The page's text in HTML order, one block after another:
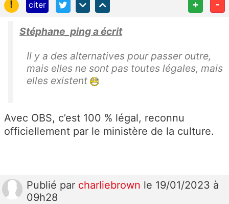
!
citer + -
Stéphane_ping a écrit
Il y a des alternatives pour passer outre,
mais elles ne sont pas toutes légales, mais
elles existent
Avec OBS, c’est 100 % légal, reconnu
officiellement par le ministère de la culture.
Publié par charliebrown le 19/01/2023 à
09h28